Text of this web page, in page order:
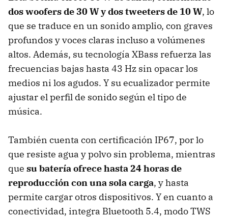
dos woofers de 30 W y dos tweeters de 10 W, lo
que se traduce en un sonido amplio, con graves
profundos y voces claras incluso a volúmenes
altos. Además, su tecnología XBass refuerza las
frecuencias bajas hasta 43 Hz sin opacar los
medios ni los agudos. Y su ecualizador permite
ajustar el perfil de sonido según el tipo de
música.
También cuenta con certificación IP67, por lo
que resiste agua y polvo sin problema, mientras
que su batería ofrece hasta 24 horas de
reproducción con una sola carga, y hasta
permite cargar otros dispositivos. Y en cuanto a
conectividad, integra Bluetooth 5.4, modo TWS